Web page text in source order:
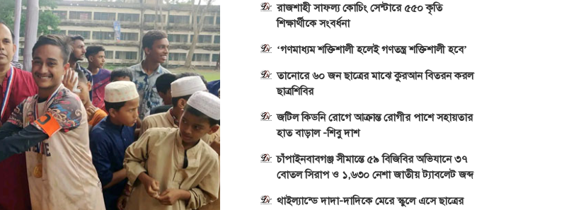
রাজশাহী সাফল্য কোচিং সেন্টারে ৫৫০ কৃতি
শিক্ষার্থীকে সংবর্ধনা
‘গণমাধ্যম শক্তিশালী হলেই গণতন্ত্র শক্তিশালী হবে’
তানোরে ৬০ জন ছাত্রের মাঝে কুরআন বিতরন করল
ছাত্রশিবির
জটিল কিডনি রোগে আক্রান্ত রোগীর পাশে সহায়তার
হাত বাড়াল -শিবু দাশ
চাঁপাইনবাবগঞ্জ সীমান্তে ৫৯ বিজিবির অভিযানে ৩৭
বোতল সিরাপ ও ১,৬৩০ নেশা জাতীয় ট্যাবলেট জব্দ
থাইল্যান্ডে দাদা-দাদিকে মেরে স্কুলে এসে ছাত্রের